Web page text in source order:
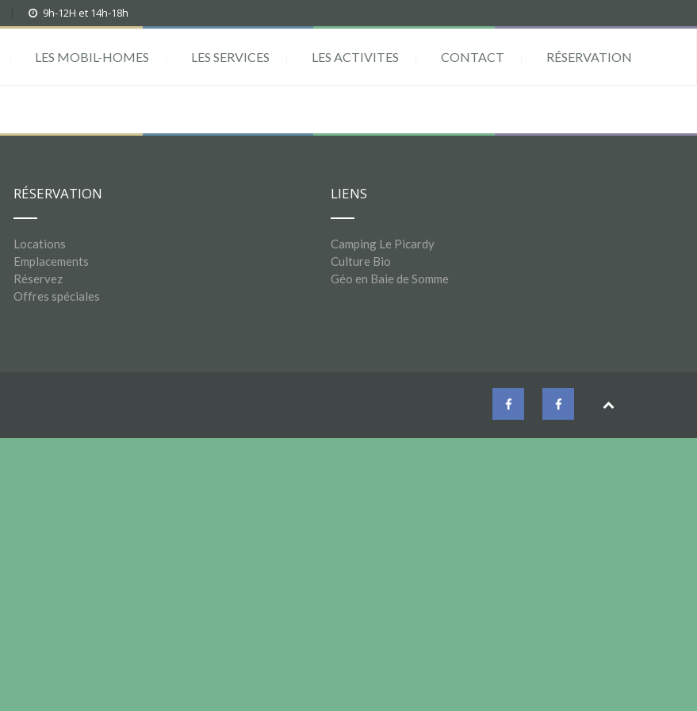
9h-12H et 14h-18h
LES MOBIL-HOMES LES SERVICES LES ACTIVITES CONTACT RÉSERVATION
RÉSERVATION
Locations
Emplacements
Réservez
Offres spéciales
LIENS
Camping Le Picardy
Culture Bio
Géo en Baie de Somme